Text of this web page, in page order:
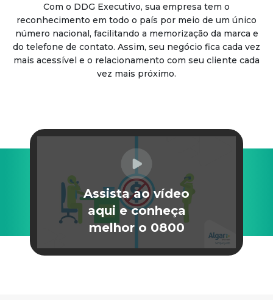
Com o DDG Executivo, sua empresa tem o
reconhecimento em todo o país por meio de um único
número nacional, facilitando a memorização da marca e
do telefone de contato. Assim, seu negócio fica cada vez
mais acessível e o relacionamento com seu cliente cada
vez mais próximo.
Assista ao vídeo
aqui e conheça
melhor o 0800